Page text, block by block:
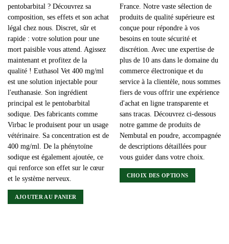
pentobarbital ? Découvrez sa
composition, ses effets et son achat
légal chez nous. Discret, sûr et
rapide : votre solution pour une
mort paisible vous attend. Agissez
maintenant et profitez de la
qualité ! Euthasol Vet 400 mg/ml
est une solution injectable pour
l'euthanasie. Son ingrédient
principal est le pentobarbital
sodique. Des fabricants comme
Virbac le produisent pour un usage
vétérinaire. Sa concentration est de
400 mg/ml. De la phénytoïne
sodique est également ajoutée, ce
qui renforce son effet sur le cœur
et le système nerveux.
AJOUTER AU PANIER
France. Notre vaste sélection de
produits de qualité supérieure est
conçue pour répondre à vos
besoins en toute sécurité et
discrétion. Avec une expertise de
plus de 10 ans dans le domaine du
commerce électronique et du
service à la clientèle, nous sommes
fiers de vous offrir une expérience
d'achat en ligne transparente et
sans tracas. Découvrez ci-dessous
notre gamme de produits de
Nembutal en poudre, accompagnée
de descriptions détaillées pour
vous guider dans votre choix.
CHOIX DES OPTIONS